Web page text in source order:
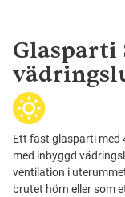
Glasparti
Ett fast glasparti med
med inbyggd
ventilation i
brutet hörn eller som